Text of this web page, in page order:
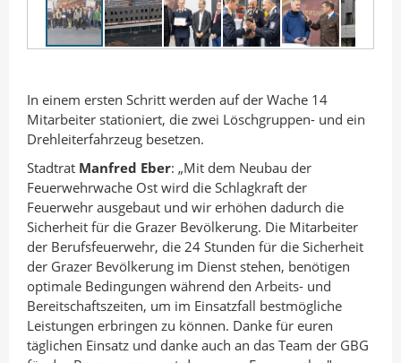
In einem ersten Schritt werden auf der Wache 14
Mitarbeiter stationiert, die zwei Löschgruppen- und ein
Drehleiterfahrzeug besetzen.
Stadtrat Manfred Eber: „Mit dem Neubau der
Feuerwehrwache Ost wird die Schlagkraft der
Feuerwehr ausgebaut und wir erhöhen dadurch die
Sicherheit für die Grazer Bevölkerung. Die Mitarbeiter
der Berufsfeuerwehr, die 24 Stunden für die Sicherheit
der Grazer Bevölkerung im Dienst stehen, benötigen
optimale Bedingungen während den Arbeits- und
Bereitschaftszeiten, um im Einsatzfall bestmögliche
Leistungen erbringen zu können. Danke für euren
täglichen Einsatz und danke auch an das Team der GBG